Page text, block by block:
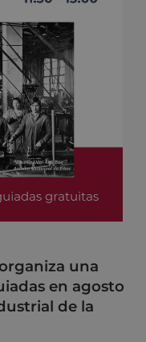
una
en agosto
de la